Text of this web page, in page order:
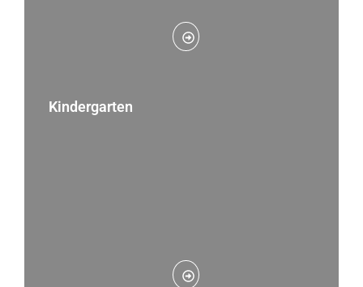
Kindergarten